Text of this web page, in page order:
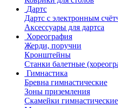
Дартс
Дартс с электронным
Аксессуары для дартса
Хореография
Жерди, поручни
Кронштейны
Станки балетные
Гимнастика
Бревна гимнастические
Зоны приземления
Скамейки гимнастические